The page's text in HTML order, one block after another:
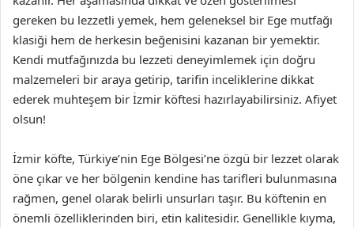
gereken bu lezzetli yemek, hem geleneksel bir Ege mutfağı
klasiği hem de herkesin beğenisini kazanan bir yemektir.
Kendi mutfağınızda bu lezzeti deneyimlemek için doğru
malzemeleri bir araya getirip, tarifin inceliklerine dikkat
ederek muhteşem bir İzmir köftesi hazırlayabilirsiniz. Afiyet
olsun!
İzmir köfte, Türkiye’nin Ege Bölgesi’ne özgü bir lezzet olarak
öne çıkar ve her bölgenin kendine has tarifleri bulunmasına
rağmen, genel olarak belirli unsurları taşır. Bu köftenin en
önemli özelliklerinden biri, etin kalitesidir. Genellikle kıyma,